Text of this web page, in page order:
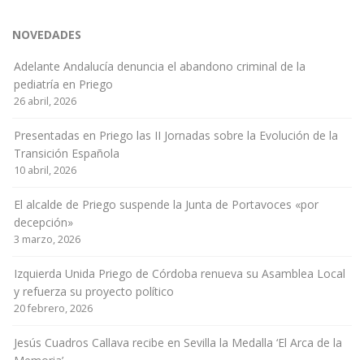
NOVEDADES
Adelante Andalucía denuncia el abandono criminal de la
pediatría en Priego
26 abril, 2026
Presentadas en Priego las II Jornadas sobre la Evolución de la
Transición Española
10 abril, 2026
El alcalde de Priego suspende la Junta de Portavoces «por
decepción»
3 marzo, 2026
Izquierda Unida Priego de Córdoba renueva su Asamblea Local
y refuerza su proyecto político
20 febrero, 2026
Jesús Cuadros Callava recibe en Sevilla la Medalla ‘El Arca de la